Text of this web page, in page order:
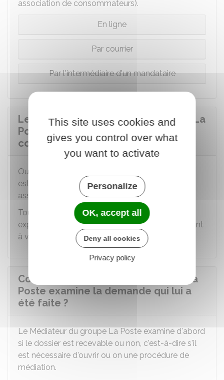
association de consommateurs).
En ligne
Par courrier
Par l'intermédiaire d'un mandataire
Le recours au Médiateur du groupe La
Poste est-il gratuit pour le
consommateur ?
Oui, le recours au médiateur du groupe La Poste
est
. C'est le groupe La Poste qui en
assume le coût.
Toutefois, si vous faites appel à un avocat ou un
expert (ce qui n'est pas obligatoire), les frais seront
à votre charge.
Comment le Médiateur du groupe La
Poste examine la demande qui lui a
été faite ?
Le Médiateur du groupe La Poste examine d'abord
si le dossier est recevable ou non, c'est-à-dire s'il
est nécessaire d'ouvrir ou on une procédure de
médiation.
This site uses cookies and
gives you control over what
you want to activate
Personalize
OK, accept all
Deny all cookies
Privacy policy